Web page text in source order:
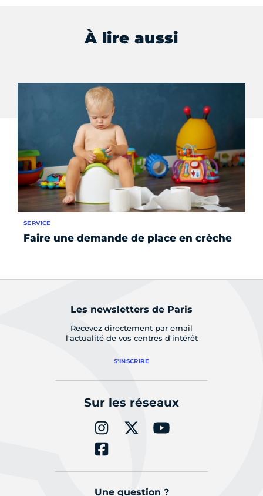
À lire aussi
Faire une demande de place en crèche
SERVICE
Les newsletters de Paris
Recevez directement par email
l'actualité de vos centres d'intérêt
S'INSCRIRE
Sur les réseaux
Une question ?